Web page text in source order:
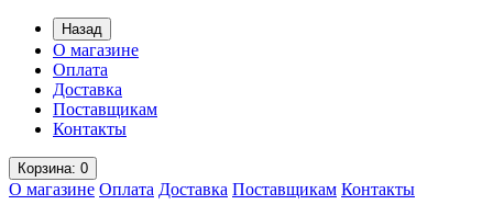
Назад
О магазине
Оплата
Доставка
Поставщикам
Контакты
Корзина: 0
О магазине Оплата Доставка Поставщикам Контакты